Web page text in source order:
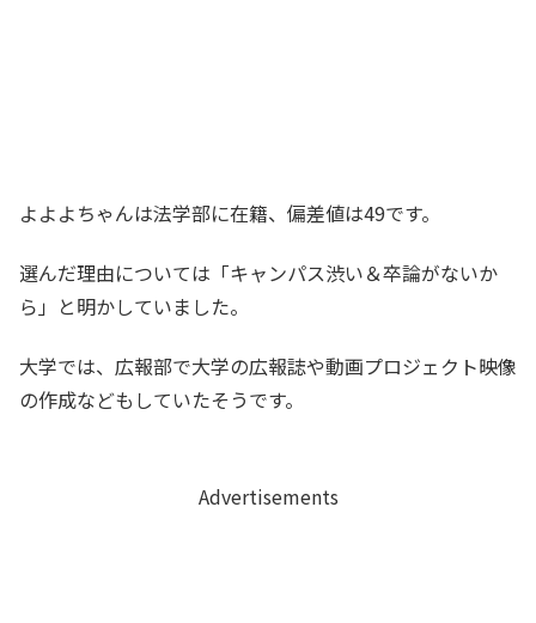
よよよちゃんは法学部に在籍、偏差値は49です。
選んだ理由については「キャンパス渋い＆卒論がないか
ら」と明かしていました。
大学では、広報部で大学の広報誌や動画プロジェクト映像
の作成などもしていたそうです。
Advertisements